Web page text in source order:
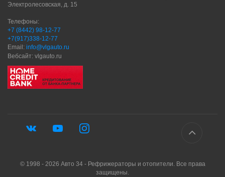
Электролесовская, д. 15
Телефоны:
+7 (8442) 98-12-77
+7(917)338-12-77
Email: info@vlgauto.ru
Вебсайт: vlgauto.ru
© 1998 - 2026 Авто 34 - Рефрижераторы и отопители. Все права
защищены.